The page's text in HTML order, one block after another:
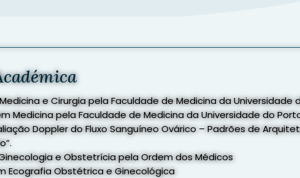
e Cirurgia pela Faculdade de Medicina da Universidade
Medicina pela Faculdade de Medicina da Universidade do
Doppler do Fluxo Sanguíneo Ovárico – Padrões de
e Obstetrícia pela Ordem dos Médicos
Ecografia Obstétrica e Ginecológica